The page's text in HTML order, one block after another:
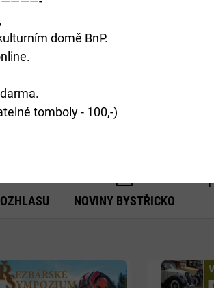
NOVINY BYSTŘICKO
Více
domě BnP.
tomboly - 100,-)